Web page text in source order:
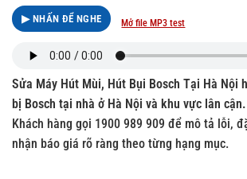
▶ NHẤN ĐỂ NGHE Mở file MP3 test
Sửa Máy Hút Mùi, Hút Bụi Bosch Tại Hà Nội
bị Bosch tại nhà ở Hà Nội và khu vực lân cận.
Khách hàng gọi 1900 989 909 để mô tả lỗi,
nhận báo giá rõ ràng theo từng hạng mục.